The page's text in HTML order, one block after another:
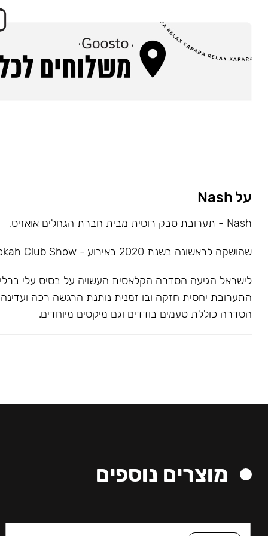
על Nash
Nash - תערובת טבק רוסית מבית חברת הגחלים אואזיס,
שהושקה לראשונה בשנת 2020 באירוע - Hookah Club Show.
לישראל הגיעה הסדרה הקלאסית העשויה על בסיס עלי
התערובת יחסית חזקה ובו זמנית נותנת הרגשה רכה ועדינה
הסדרה כוללת טעמים בודדים וגם מיקסים מיוחדים.
מוצרים נוספים